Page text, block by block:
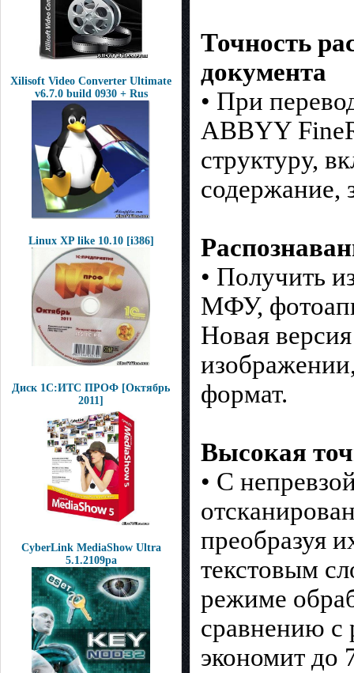
Xilisoft Video Converter Ultimate
v6.7.0 build 0930 + Rus
Linux XP like 10.10 [i386]
Диск 1С:ИТС ПРОФ [Октябрь
2011]
CyberLink MediaShow Ultra
5.1.2109pa
Точность
документа
• При
ABBYY
структуру,
содержание,
• Получить
МФУ,
Новая
формат.
Высокая
• С
преобразуя
текстовым
режиме
сравнению с
экономит до